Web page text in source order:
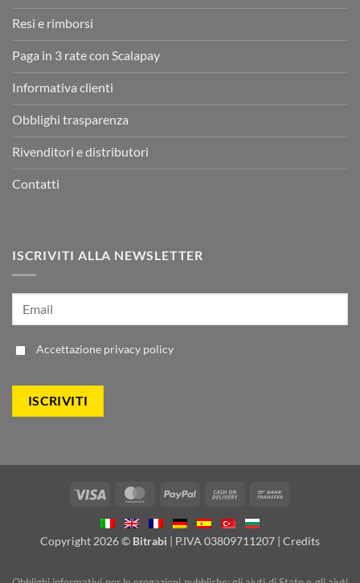
Resi e rimborsi
Paga in 3 rate con Scalapay
Informativa clienti
Obblighi trasparenza
Rivenditori e distributori
Contatti
ISCRIVITI ALLA NEWSLETTER
Accettazione privacy policy
Visa MasterCardPayPal
Cash
Delivery
Copyright 2026 © Bitrabi | P.IVA 03809711207 | Credits